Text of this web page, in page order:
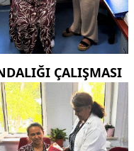
ÇALIŞMASI